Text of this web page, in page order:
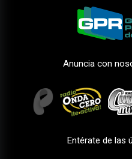
Anuncia con
Entérate de las